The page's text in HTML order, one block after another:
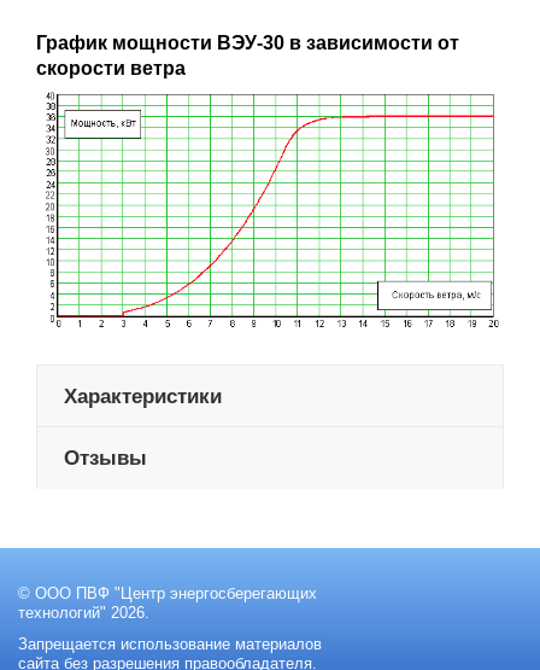
График мощности ВЭУ-30 в зависимости от
скорости ветра
Характеристики
Отзывы
© ООО ПВФ "Центр энергосберегающих
технологий" 2026.
Запрещается использование материалов
сайта без разрешения правообладателя.